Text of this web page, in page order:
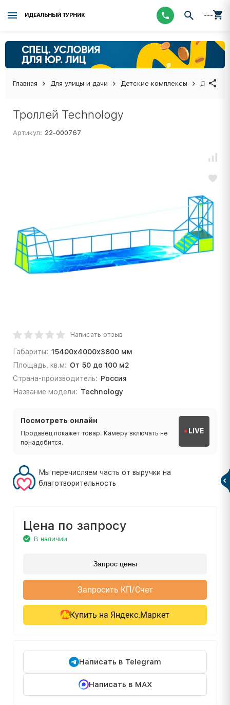
ИДЕАЛЬНЫЙ ТУРНИК ---
Главная Для улицы и дачи Детские комплексы
Троллей Technology
Артикул: 22-000767
Написать отзыв
Габариты: 15400х4000х3800 мм
Площадь, кв.м: От 50 до 100 м2
Страна-производитель: Россия
Название модели: Technology
Посмотреть онлайн
Продавец покажет товар. Камеру включать не
понадобится.
LIVE
Мы перечисляем часть от выручки на
благотворительность
Цена по запросу
В наличии
Запрос цены
Запросить КП/Счет
Купить на Яндекс.Маркет
Написать в Telegram
Написать в MAX